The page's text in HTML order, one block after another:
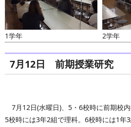
1学年 2学年
7月12日 前期授業研究
7月12日(水曜日)、5・6校時に前期校内
5校時には3年2組で理科。6校時には1年